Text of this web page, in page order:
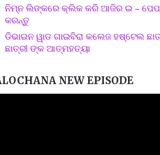
ନିମ୍ନ ଲିଙ୍କରେ କ୍ଲିକ କରି ଆଜିର ଇ –
କରନ୍ତୁ
ଡିଭାଇନ ୱାଡ ଗାଇବିରା କଲେଜ ହଷ୍ଟେଲ
ଛାତ୍ରୀ ଙ୍କ ଆତ୍ମହତ୍ୟା
NEW EPISODE